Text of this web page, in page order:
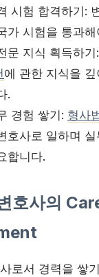
시험 합격하기:
가 시험을 통과해
문 지식 획득하
에 관한 지식을
.
경험 쌓기: 형사
호사로 일하며
합니다.
호사의
로서 경력을 쌓